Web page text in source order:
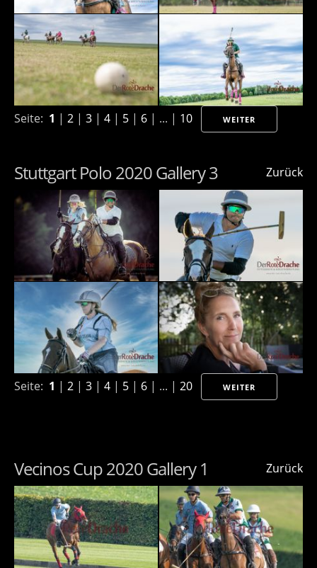
Seite: 1 | 2 | 3 | 4 | 5 | 6 | ... | 10 WEITER
Zurück
Stuttgart Polo 2020 Gallery 3
Seite: 1 | 2 | 3 | 4 | 5 | 6 | ... | 20 WEITER
Zurück
Vecinos Cup 2020 Gallery 1